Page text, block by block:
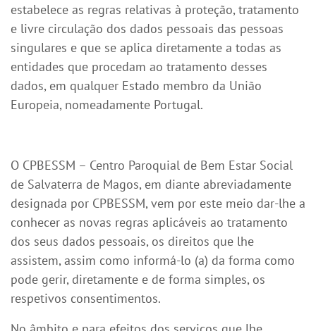
estabelece as regras relativas à proteção, tratamento
e livre circulação dos dados pessoais das pessoas
singulares e que se aplica diretamente a todas as
entidades que procedam ao tratamento desses
dados, em qualquer Estado membro da União
Europeia, nomeadamente Portugal.
O CPBESSM – Centro Paroquial de Bem Estar Social
de Salvaterra de Magos, em diante abreviadamente
designada por CPBESSM, vem por este meio dar-lhe a
conhecer as novas regras aplicáveis ao tratamento
dos seus dados pessoais, os direitos que lhe
assistem, assim como informá-lo (a) da forma como
pode gerir, diretamente e de forma simples, os
respetivos consentimentos.